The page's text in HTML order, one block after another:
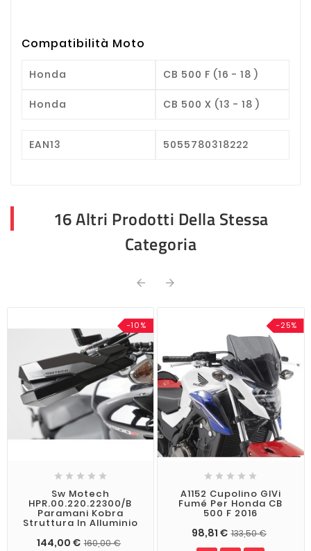
Compatibilità Moto
Honda CB 500 F (16 - 18 )
Honda CB 500 X (13 - 18 )
EAN13 5055780318222
16 Altri Prodotti Della Stessa
Categoria
 
-10%
    
Sw Motech
HPR.00.220.22300/B
Paramani Kobra
Struttura In Alluminio
144,00 € 160,00 €
-25%
    
A1152 Cupolino GIVi
Fumé Per Honda CB
500 F 2016
98,81 € 133,50 €